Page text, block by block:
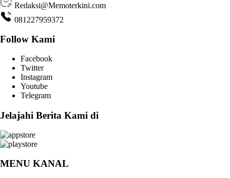
Redaksi@Memoterkini.com
081227959372
Follow Kami
Facebook
Twitter
Instagram
Youtube
Telegram
Jelajahi Berita Kami di
MENU KANAL